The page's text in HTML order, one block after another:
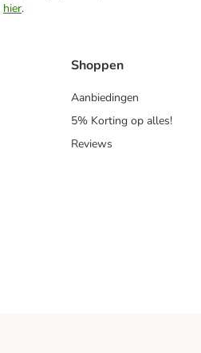
hier.
Shoppen
Aanbiedingen
5% Korting op alles!
Reviews